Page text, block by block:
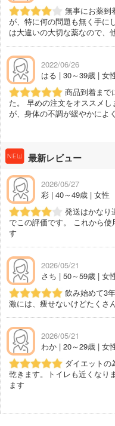
無事にお薬到
が、特に何の問題も無く手に
は大違いの大切な薬なので、
2022/06/26
はる | 30～39歳 | 女
商品到着まで
た。 早めの注文をオススメ
が、身体の不調が緩やかによ
最新レビュー
2026/05/27
彩 | 40～49歳 | 女性
発送はかなり
でこの評価です。 これから
す
2026/05/21
さち | 50～59歳 | 女
飲み始めて3
激には、痩せないけどたくさ
2026/05/21
わか | 20～29歳 | 女
ダイエットの
乾きます。トイレも近くなり
ます